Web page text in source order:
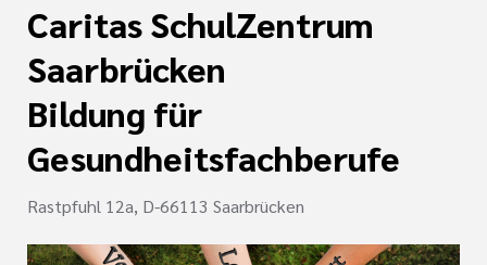
Intensiv- und
Caritas SchulZentrum
Saarbrücken
Bildung für
Gesundheitsfachberufe
Rastpfuhl 12a, D-66113 Saarbrücken